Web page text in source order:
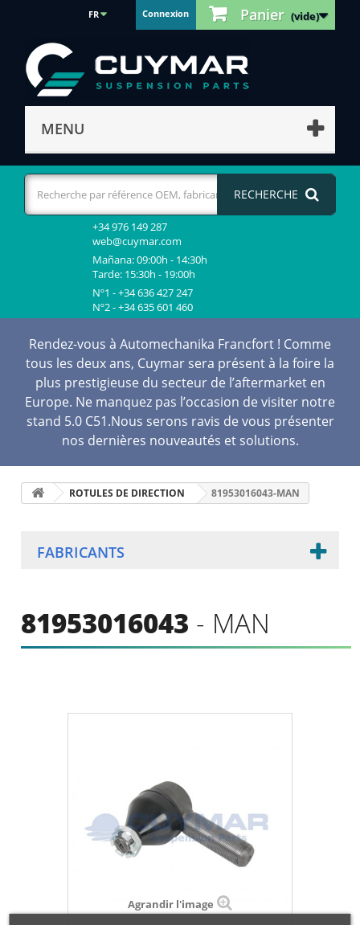
Panier (vide)
Connexion
FR
MENU
RECHERCHE
+34 976 149 287
web@cuymar.com
Mañana: 09:00h - 14:30h
Tarde: 15:30h - 19:00h
Nº1 - +34 636 427 247
Nº2 - +34 635 601 460
Rendez-vous à Automechanika Francfort ! Comme
tous les deux ans, Cuymar sera présent à la foire la
plus prestigieuse du secteur de l’aftermarket en
Europe. Ne manquez pas l’occasion de visiter notre
stand 5.0 C51.Nous serons ravis de vous présenter
nos dernières nouveautés et solutions.
ROTULES DE DIRECTION 81953016043-MAN
FABRICANTS
81953016043 - MAN
Agrandir l'image